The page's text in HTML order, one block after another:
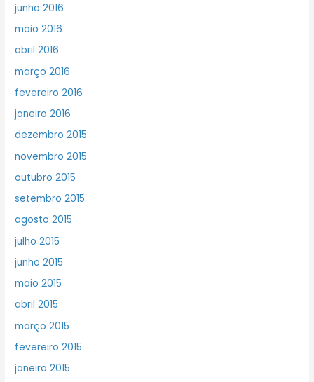
junho 2016
maio 2016
abril 2016
março 2016
fevereiro 2016
janeiro 2016
dezembro 2015
novembro 2015
outubro 2015
setembro 2015
agosto 2015
julho 2015
junho 2015
maio 2015
abril 2015
março 2015
fevereiro 2015
janeiro 2015